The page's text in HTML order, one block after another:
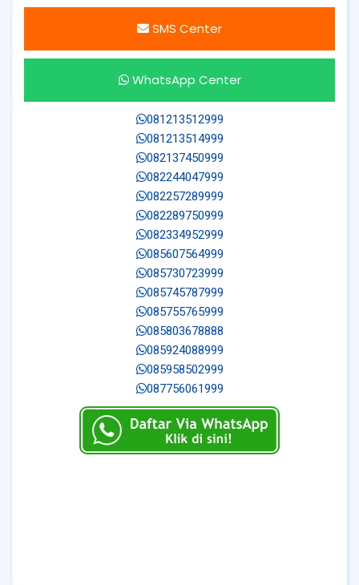
SMS Center
WhatsApp Center
081213512999
081213514999
082137450999
082244047999
082257289999
082289750999
082334952999
085607564999
085730723999
085745787999
085755765999
085803678888
085924088999
085958502999
087756061999